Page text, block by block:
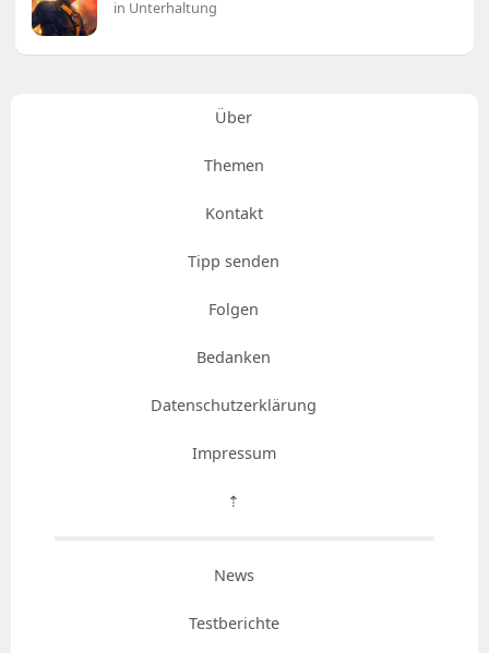
in Unterhaltung
Über
Themen
Kontakt
Tipp senden
Folgen
Bedanken
Datenschutzerklärung
Impressum
⇡
News
Testberichte